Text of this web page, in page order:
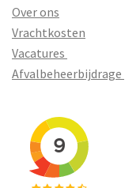
Over ons
Vrachtkosten
Vacatures
Afvalbeheerbijdrage